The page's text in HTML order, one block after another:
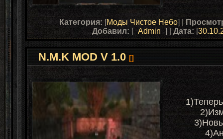
Категория: [Моды Чистое Небо] |
Добавил: [_Admin_ ] | Дата: [
N.M.K MOD V 1.0 []